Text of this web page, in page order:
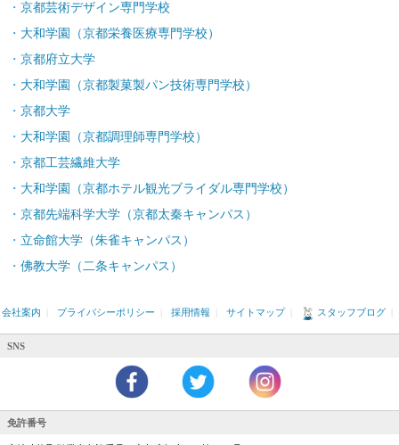
京都芸術デザイン専門学校
大和学園（京都栄養医療専門学校）
京都府立大学
大和学園（京都製菓製パン技術専門学校）
京都大学
大和学園（京都調理師専門学校）
京都工芸繊維大学
大和学園（京都ホテル観光ブライダル専門学校）
京都先端科学大学（京都太秦キャンパス）
立命館大学（朱雀キャンパス）
佛教大学（二条キャンパス）
会社案内 プライバシーポリシー 採用情報 サイトマップ スタッフブログ
SNS
免許番号